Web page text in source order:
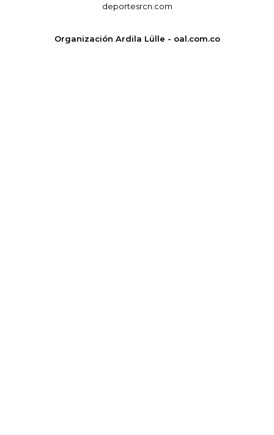
deportesrcn.com
Organización Ardila Lülle - oal.com.co